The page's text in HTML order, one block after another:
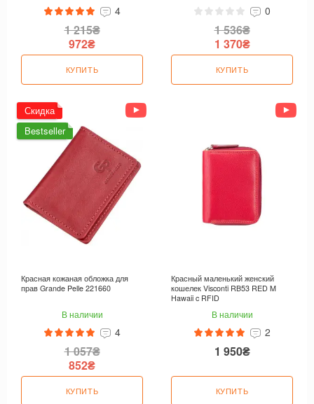
4
1 215₴
972₴
КУПИТЬ
0
1 536₴
1 370₴
КУПИТЬ
Скидка
Bestseller
Красная кожаная обложка для
прав Grande Pelle 221660
В наличии
4
1 057₴
852₴
КУПИТЬ
Красный маленький женский
кошелек Visconti RB53 RED M
Hawaii c RFID
В наличии
2
1 950₴
КУПИТЬ